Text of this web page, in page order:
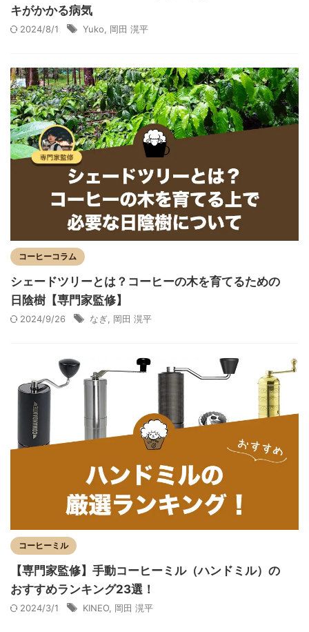
キがかかる病気
2024/8/1 Yuko 岡田 滉平
コーヒーコラム
シェードツリーとは？コーヒーの木を育てるための
日陰樹【専門家監修】
2024/9/26 なぎ 岡田 滉平
コーヒーミル
【専門家監修】手動コーヒーミル（ハンドミル）の
おすすめランキング23選！
2024/3/1 KINEO, 岡田 滉平